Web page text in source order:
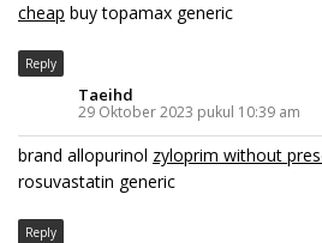
cheap buy topamax generic
Reply
Taeihd
29 Oktober 2023 pukul 10:39 am
brand allopurinol zyloprim without
rosuvastatin generic
Reply